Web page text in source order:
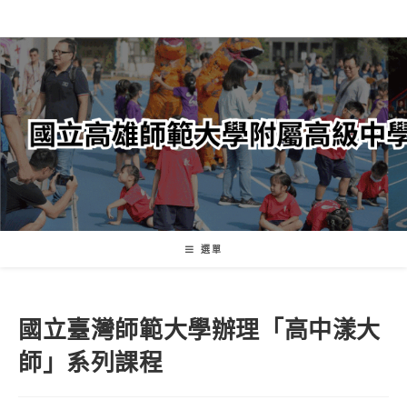
轉
至
主
內
容
選單
國立臺灣師範大學辦理「高中漾大
師」系列課程